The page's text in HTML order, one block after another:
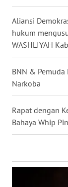
Aliansi
hukum
WASHLIYAH
BNN & Pemuda
Narkoba
Rapat dengan
Bahaya Whip
WN
KALSEL
WN
WN
WN
GORONTALO
SULUT